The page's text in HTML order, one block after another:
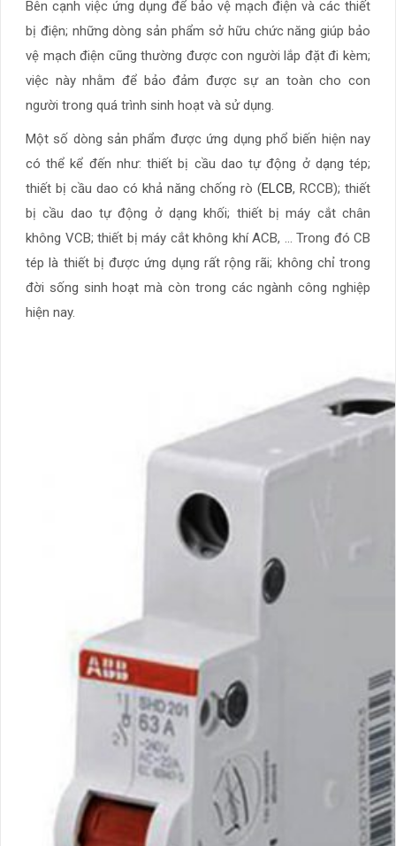
Bên cạnh việc ứng dụng để bảo vệ mạch điện và các thiết
bị điện; những dòng sản phẩm sở hữu chức năng giúp bảo
vệ mạch điện cũng thường được con người lắp đặt đi kèm;
việc này nhằm để bảo đảm được sự an toàn cho con
người trong quá trình sinh hoạt và sử dụng.
Một số dòng sản phẩm được ứng dụng phổ biến hiện nay
có thể kể đến như: thiết bị cầu dao tự động ở dạng tép;
thiết bị cầu dao có khả năng chống rò (ELCB, RCCB); thiết
bị cầu dao tự động ở dạng khối; thiết bị máy cắt chân
không VCB; thiết bị máy cắt không khí ACB, … Trong đó CB
tép là thiết bị được ứng dụng rất rộng rãi; không chỉ trong
đời sống sinh hoạt mà còn trong các ngành công nghiệp
hiện nay.